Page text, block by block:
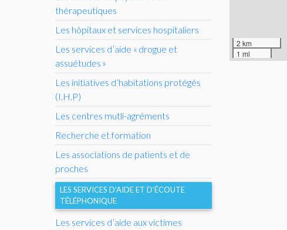
thérapeutiques
Les hôpitaux et services hospitaliers
Les services d’aide « drogue et
assuétudes »
Les initiatives d’habitations protégés
(I.H. P)
Les centres mutli-agréments
Recherche et formation
Les associations de patients et de
proches
LES SERVICES D’AIDE ET D’ÉCOUTE
TÉLÉPHONIQUE
Les services d’aide aux victimes
2 km
1 mi